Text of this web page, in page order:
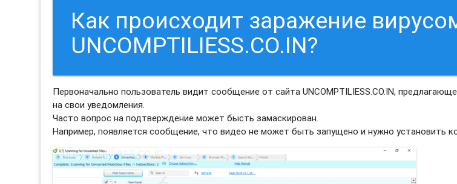
Как происходит заражение
UNCOMPTILIESS.CO.IN?
Первоначально пользователь видит сообщение от сайта UNCOMPTILIESS.CO.IN,
на свои уведомления.
Часто вопрос на подтверждение может бысть замаскирован.
Например, появляется сообщение, что видео не может быть запущено и нужно установить